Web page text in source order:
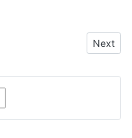
Next
Next